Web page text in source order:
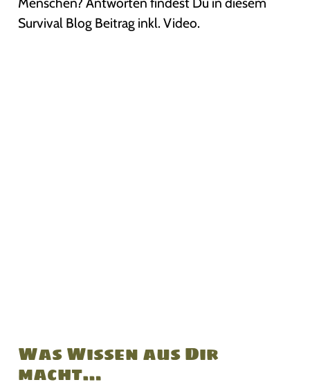
Survival Blog Beitrag inkl. Video.
Was Wissen aus Dir
macht…